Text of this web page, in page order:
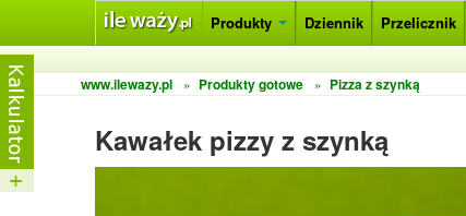
Produkty Dziennik Przelicznik
www.ilewazy.pl
» Produkty gotowe » Pizza z szynką
Kawałek pizzy z szynką